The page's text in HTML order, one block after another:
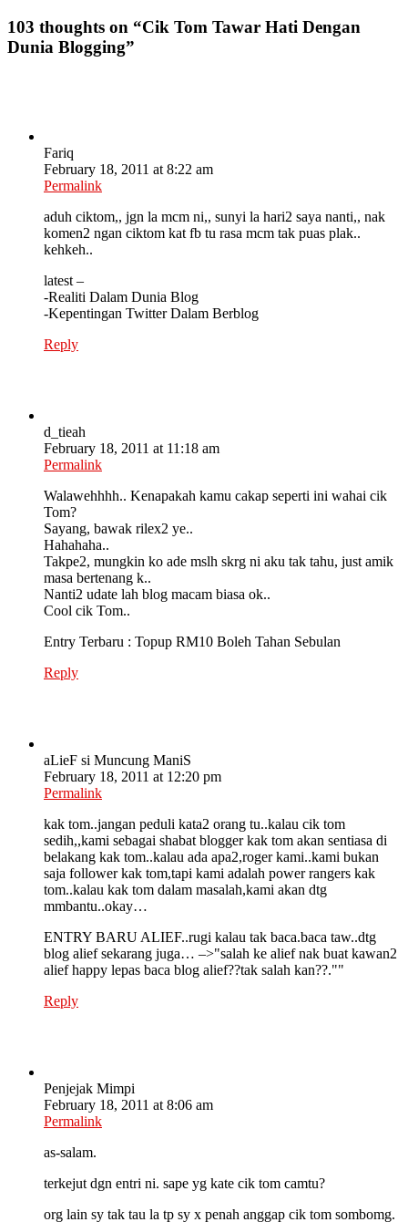
103 thoughts on “Cik Tom Tawar Hati Dengan
Dunia Blogging”
Fariq
February 18, 2011 at 8:22 am
Permalink
aduh ciktom,, jgn la mcm ni,, sunyi la hari2 saya nanti,, nak
komen2 ngan ciktom kat fb tu rasa mcm tak puas plak..
kehkeh..
latest –
-Realiti Dalam Dunia Blog
-Kepentingan Twitter Dalam Berblog
Reply
d_tieah
February 18, 2011 at 11:18 am
Permalink
Walawehhhh.. Kenapakah kamu cakap seperti ini wahai cik
Tom?
Sayang, bawak rilex2 ye..
Hahahaha..
Takpe2, mungkin ko ade mslh skrg ni aku tak tahu, just amik
masa bertenang k..
Nanti2 udate lah blog macam biasa ok..
Cool cik Tom..
Entry Terbaru : Topup RM10 Boleh Tahan Sebulan
Reply
aLieF si Muncung ManiS
February 18, 2011 at 12:20 pm
Permalink
kak tom..jangan peduli kata2 orang tu..kalau cik tom
sedih,,kami sebagai shabat blogger kak tom akan sentiasa di
belakang kak tom..kalau ada apa2,roger kami..kami bukan
saja follower kak tom,tapi kami adalah power rangers kak
tom..kalau kak tom dalam masalah,kami akan dtg
mmbantu..okay…
ENTRY BARU ALIEF..rugi kalau tak baca.baca taw..dtg
blog alief sekarang juga… –>"salah ke alief nak buat kawan2
alief happy lepas baca blog alief??tak salah kan??.""
Reply
Penjejak Mimpi
February 18, 2011 at 8:06 am
Permalink
as-salam.
terkejut dgn entri ni. sape yg kate cik tom camtu?
org lain sy tak tau la tp sy x penah anggap cik tom sombomg.